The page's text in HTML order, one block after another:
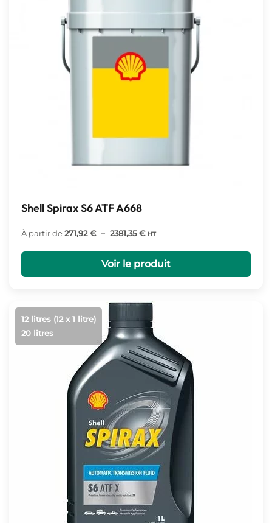
Shell Spirax S6 ATF A668
À partir de271,92€ – 2381,35€Plage
271,92 €
à
HT
Voir le produit
12 litres (12 x 1 litre)
20 litres